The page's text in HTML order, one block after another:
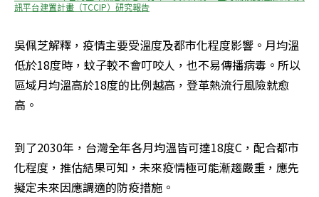
訊平台建置計畫（TCCIP）研究報告
吳佩芝解釋，疫情主要受溫度及都市化程度影響。月均溫
低於18度時，蚊子較不會叮咬人，也不易傳播病毒。所以
區域月均溫高於18度的比例越高，登革熱流行風險就愈
高。
到了2030年，台灣全年各月均溫皆可達18度C，配合都市
化程度，推估結果可知，未來疫情極可能漸趨嚴重，應先
擬定未來因應調適的防疫措施。